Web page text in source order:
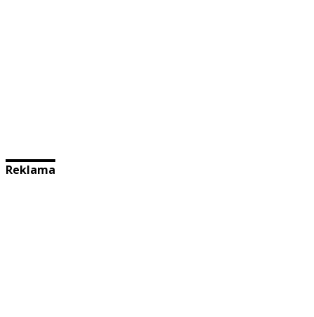
Reklama